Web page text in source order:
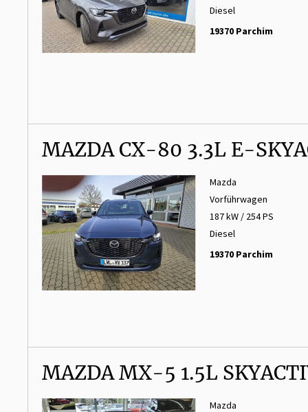
Diesel
19370 Parchim
MAZDA CX-80 3.3L E-
Mazda
Vorführwagen
187 kW / 254 PS
Diesel
19370 Parchim
MAZDA MX-5 1.5L
Mazda